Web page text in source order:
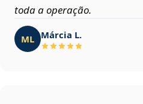
toda a operação.
ML Márcia L.